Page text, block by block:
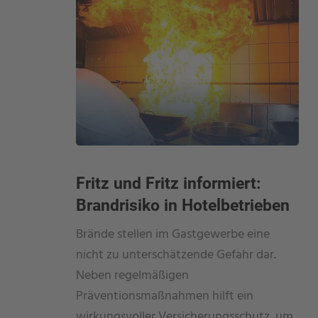
Fritz und Fritz informiert:
Brandrisiko in Hotelbetrieben
Brände stellen im Gastgewerbe eine
nicht zu unterschätzende Gefahr dar.
Neben regelmäßigen
Präventionsmaßnahmen hilft ein